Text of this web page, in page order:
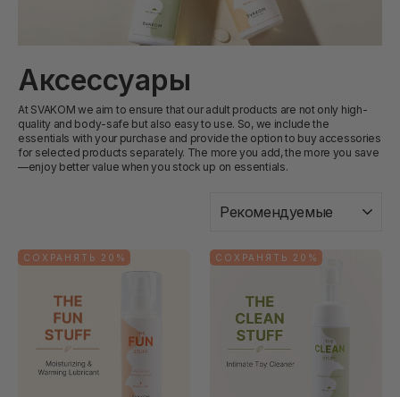
Аксессуары
At SVAKOM we aim to ensure that our adult products are not only high-
quality and body-safe but also easy to use. So, we include the
essentials with your purchase and provide the option to buy accessories
for selected products separately. The more you add, the more you save
—enjoy better value when you stock up on essentials.
СОХРАНЯТЬ 20% СОХРАНЯТЬ 20%